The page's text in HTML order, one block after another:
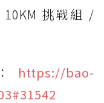
挑戰組 /
https://bao-